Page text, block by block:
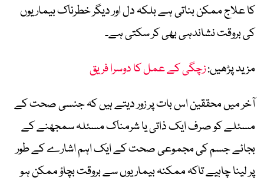
کا علاج ممکن بناتی ہے بلکہ دل اور دیگر خطرناک بیماریوں
کی بروقت نشاندہی بھی کر سکتی ہے۔
مزید پڑھیں:زچگی کے عمل کا دوسرا فریق
آخر میں محققین اس بات پر زور دیتے ہیں کہ جنسی صحت کے
مسئلے کو صرف ایک ذاتی یا شرمناک مسئلہ سمجھنے کے
بجائے جسم کی مجموعی صحت کے ایک اہم اشارے کے طور
پر لینا چاہیے تاکہ ممکنہ بیماریوں سے بروقت بچاؤ ممکن ہو